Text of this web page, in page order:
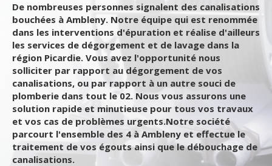
De nombreuses personnes signalent des canalisations
bouchées à Ambleny. Notre équipe qui est renommée
dans les interventions d'épuration et réalise d'ailleurs
les services de dégorgement et de lavage dans la
région Picardie. Vous avez l'opportunité nous
solliciter par rapport au dégorgement de vos
canalisations, ou par rapport à un autre souci de
plomberie dans tout le 02. Nous vous assurons une
solution rapide et minutieuse pour tous vos travaux
et vos cas de problèmes urgents.Notre société
parcourt l'ensemble des 4 à Ambleny et effectue le
traitement de vos égouts ainsi que le débouchage de
canalisations.